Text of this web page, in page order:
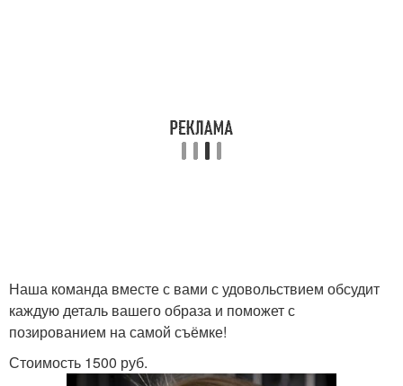
Наша команда вместе с вами с удовольствием обсудит
каждую деталь вашего образа и поможет с
позированием на самой съёмке!
Стоимость 1500 руб.